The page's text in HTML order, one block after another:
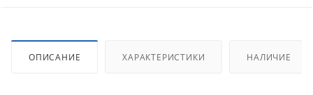
ОПИСАНИЕ ХАРАКТЕРИСТИКИ НАЛИЧИЕ